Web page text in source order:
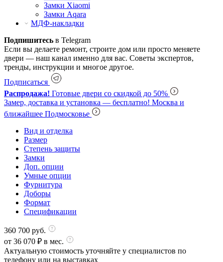
Замки Xiaomi
Замки Aqara
МДФ-накладки
Подпишитесь в Telegram
Если вы делаете ремонт, строите дом или просто меняете
двери — наш канал именно для вас. Советы экспертов,
тренды, инструкции и многое другое.
Подписаться
Распродажа! Готовые двери со скидкой до 50%
Замер, доставка и установка — бесплатно! Москва и
ближайшее Подмосковье
Вид и отделка
Размер
Степень защиты
Замки
Доп. опции
Умные опции
Фурнитура
Доборы
Формат
Спецификации
360 700 руб.
от 36 070 ₽ в мес.
Актуальную стоимость уточняйте у специалистов по
телефону или на выставках